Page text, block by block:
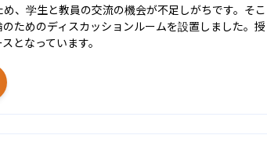
、学生と教員の交流の機会が不足しがちです。そこ
ためのディスカッションルームを設置しました。授
となっています。